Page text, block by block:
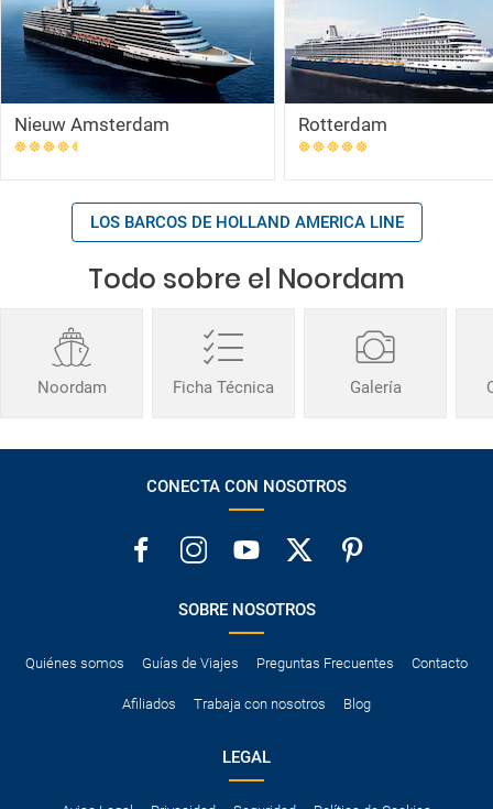
Nieuw Amsterdam Rotterdam
LOS BARCOS DE HOLLAND AMERICA LINE
Todo sobre el Noordam
Noordam Ficha Técnica Galería
CONECTA CON NOSOTROS
SOBRE NOSOTROS
Quiénes somos Guías de Viajes Preguntas Frecuentes Contacto
Afiliados Trabaja con nosotros Blog
LEGAL